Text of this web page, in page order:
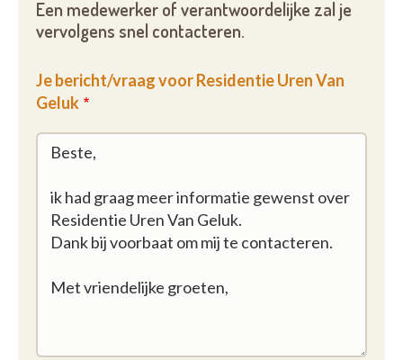
Een medewerker of verantwoordelijke zal je
vervolgens snel contacteren.
Je bericht/vraag voor Residentie Uren Van
Geluk